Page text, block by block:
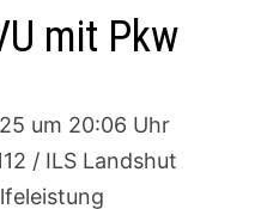
mit Pkw
um 20:06 Uhr
/ ILS Landshut